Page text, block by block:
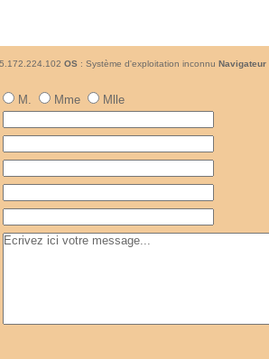
OS : Système d'exploitation inconnu Navigateur
M. Mme
Mlle